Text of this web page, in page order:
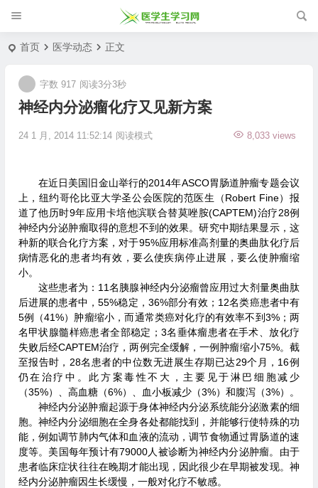
首页 医学动态 正文
神经内分泌瘤化疗又见新方案
24 1 月, 2014 11:52:14 8,033 views
字数 917 阅读3分3秒
阅读模式
在近日美国旧金山举行的2014年ASCO胃肠道肿瘤专题会议
上，纽约哥伦比亚大学圣公会医院的范医生（Robert Fine）报
道了他历时9年应用卡培他滨联合替莫唑胺(CAPTEM)治疗28例
神经内分泌肿瘤取得的意想不到的效果。研究中期结果显示，这
种新的联合化疗方案，对于95%应用标准高剂量的奥曲肽化疗后
病情恶化的患者均有效，要么使疾病停止进展，要么使肿瘤缩
小。
这些患者为：11名胰腺神经内分泌瘤曾应用过大剂量奥曲肽
后进展的患者中，55%稳定，36%部分有效；12名类癌患者中有
5例（41%）肿瘤缩小，而通常类癌对化疗的有效率不到3%；两
名甲状腺髓样癌患者全部稳定；3名垂体瘤患者在手术、放化疗
失败后经CAPTEM治疗，两例完全缓解，一例肿瘤缩小75%。截
至报告时，28名患者的中位数无进展生存期已达29个月，16例
仍在治疗中。此方案毒性不大，主要见于淋巴细胞减少
（35%）、高血糖（6%）、血小板减少（3%）和腹泻（3%）。
神经内分泌肿瘤起源于身体神经内分泌系统能分泌激素的细
胞。神经内分泌细胞在全身各处都能找到，并能够行使特殊的功
能，例如调节肺内气体和血液的流动，调节食物通过胃肠道的速
度等。美国每年预计有79000人被诊断为神经内分泌肿瘤。由于
患者临床症状往往在晚期才能出现，因此很少在早期被发现。神
经内分泌肿瘤因生长缓慢，一般对化疗不敏感。